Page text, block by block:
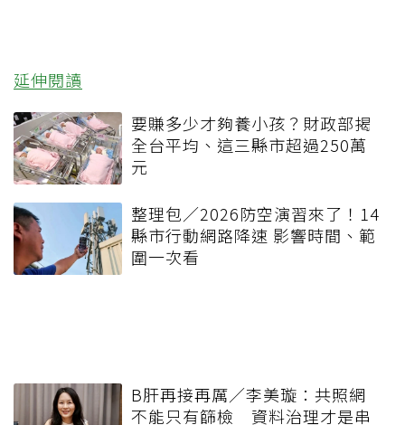
延伸閱讀
要賺多少才夠養小孩？財政部揭
全台平均、這三縣市超過250萬
元
整理包／2026防空演習來了！14
縣市行動網路降速 影響時間、範
圍一次看
B肝再接再厲／李美璇：共照網
不能只有篩檢 資料治理才是串